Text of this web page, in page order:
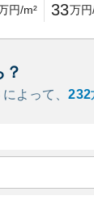
円/m² 33万
よって、232